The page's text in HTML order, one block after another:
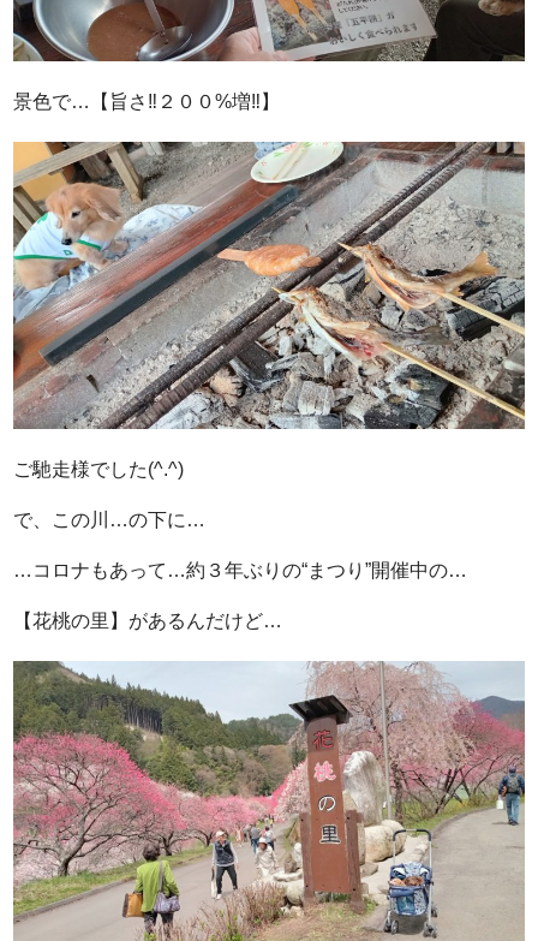
景色で…【旨さ‼２００%増‼】
ご馳走様でした(^.^)
で、この川…の下に…
…コロナもあって…約３年ぶりの“まつり”開催中の…
【花桃の里】があるんだけど…